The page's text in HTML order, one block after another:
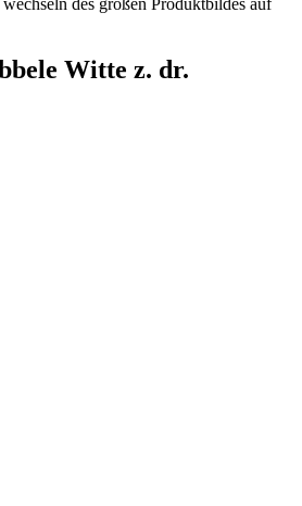
Witte z. dr.